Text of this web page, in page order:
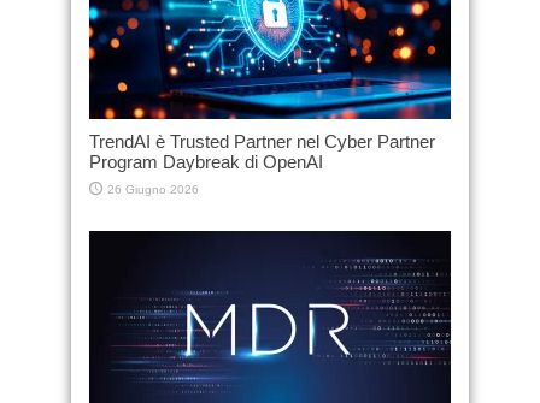
TrendAI è Trusted Partner nel Cyber Partner
Program Daybreak di OpenAI
26 Giugno 2026